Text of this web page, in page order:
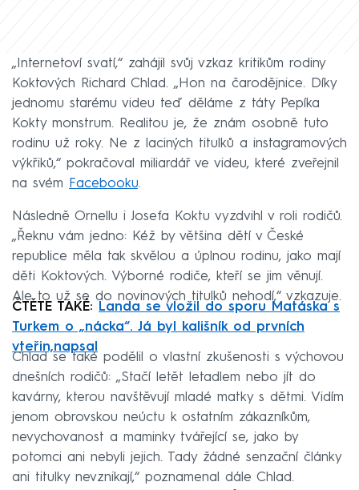
„Internetoví svatí,“ zahájil svůj vzkaz kritikům rodiny
Koktových Richard Chlad. „Hon na čarodějnice. Díky
jednomu starému videu teď děláme z táty Pepíka
Kokty monstrum. Realitou je, že znám osobně tuto
rodinu už roky. Ne z laciných titulků a instagramových
výkřiků,“ pokračoval miliardář ve videu, které zveřejnil
na svém
Facebooku.
Následně Ornellu i Josefa Koktu vyzdvihl v roli rodičů.
„Řeknu vám jedno: Kéž by většina dětí v České
republice měla tak skvělou a úplnou rodinu, jako mají
děti Koktových. Výborné rodiče, kteří se jim věnují.
Ale to už se do novinových titulků nehodí,“ vzkazuje.
ČTĚTE TAKÉ:
Landa se vložil do sporu Matáska s
Turkem o „nácka“. Já byl kališník od prvních
vteřin,napsal
Chlad se také podělil o vlastní zkušenosti s výchovou
dnešních rodičů: „Stačí letět letadlem nebo jít do
kavárny, kterou navštěvují mladé matky s dětmi. Vidím
jenom obrovskou neúctu k ostatním zákazníkům,
nevychovanost a maminky tvářející se, jako by
potomci ani nebyli jejich. Tady žádné senzační články
ani titulky nevznikají,“ poznamenal dále Chlad.